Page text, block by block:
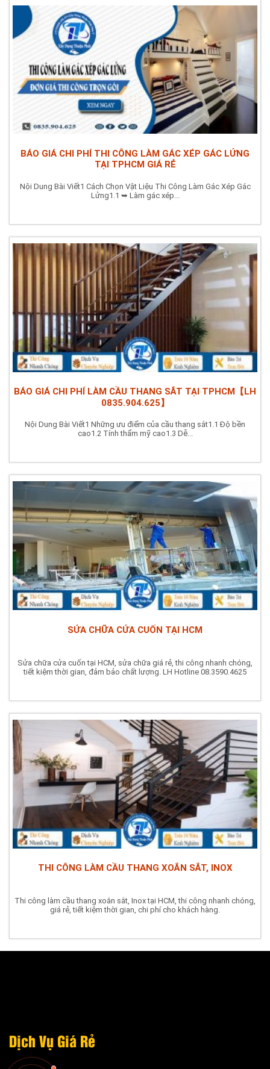
BÁO GIÁ CHI PHÍ THI CÔNG LÀM GÁC XÉP GÁC LỬNG
TẠI TPHCM GIÁ RẺ
Nội Dung Bài Viết1 Cách Chọn Vật Liệu Thi Công Làm Gác Xép Gác
Lửng1.1 ➥ Làm gác xép...
BÁO GIÁ CHI PHÍ LÀM CẦU THANG SẮT TẠI TPHCM【LH
0835.904.625】
Nội Dung Bài Viết1 Những ưu điểm của cầu thang sắt1.1 Độ bền
cao1.2 Tính thẩm mỹ cao1.3 Dễ...
SỬA CHỮA CỬA CUỐN TẠI HCM
Sửa chữa cửa cuốn tại HCM, sửa chữa giá rẻ, thi công nhanh chóng,
tiết kiệm thời gian, đảm bảo chất lượng. LH Hotline 08.3590.4625
THI CÔNG LÀM CẦU THANG XOẮN SẮT, INOX
Thi công làm cầu thang xoắn sắt, Inox tại HCM, thi công nhanh chóng,
giá rẻ, tiết kiệm thời gian, chi phí cho khách hàng.
Dịch Vụ Giá Rẻ